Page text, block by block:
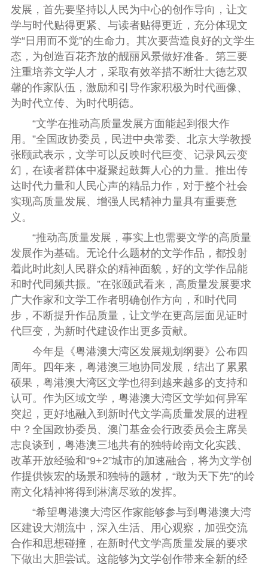
发展，首先要坚持以人民为中心的创作导向，让文
学与时代贴得更紧、与读者贴得更近，充分体现文
学“日用而不觉”的生命力。其次要营造良好的文学生
态，为创造百花齐放的靓丽风景做好准备。第三要
注重培养文学人才，采取有效举措不断壮大德艺双
馨的作家队伍，激励和引导作家积极为时代画像、
为时代立传、为时代明德。
“文学在推动高质量发展方面能起到很大作
用。”全国政协委员，民进中央常委、北京大学教授
张颐武表示，文学可以反映时代巨变、记录风云变
幻，在读者群体中凝聚起鼓舞人心的力量。推出传
达时代力量和人民心声的精品力作，对于整个社会
实现高质量发展、增强人民精神力量具有重要意
义。
“推动高质量发展，事实上也需要文学的高质量
发展作为基础。无论什么题材的文学作品，都投射
着此时此刻人民群众的精神面貌，好的文学作品能
和时代同频共振。”在张颐武看来，高质量发展要求
广大作家和文学工作者明确创作方向，和时代同
步，不断提升作品质量，让文学在更高层面见证时
代巨变，为新时代建设作出更多贡献。
今年是《粤港澳大湾区发展规划纲要》公布四
周年。四年来，粤港澳三地协同发展，结出了累累
硕果，粤港澳大湾区文学也得到越来越多的支持和
认可。作为区域文学，粤港澳大湾区文学如何异军
突起，更好地融入到新时代文学高质量发展的进程
中？全国政协委员、澳门基金会行政委员会主席吴
志良谈到，粤港澳三地共有的独特岭南文化实践、
改革开放经验和“9+2”城市的加速融合，将为文学创
作提供恢宏的场景和独特的题材，“敢为天下先”的岭
南文化精神将得到淋漓尽致的发挥。
“希望粤港澳大湾区作家能够参与到粤港澳大湾
区建设大潮流中，深入生活、用心观察，加强交流
合作和思想碰撞，在新时代文学高质量发展的要求
下做出大胆尝试。这能够为文学创作带来全新的经